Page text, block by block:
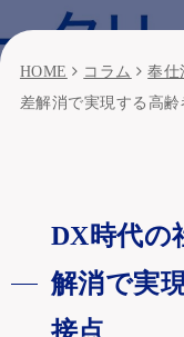
HOME コラム 奉仕
差解消で実現する高
DX時代の
解消で実